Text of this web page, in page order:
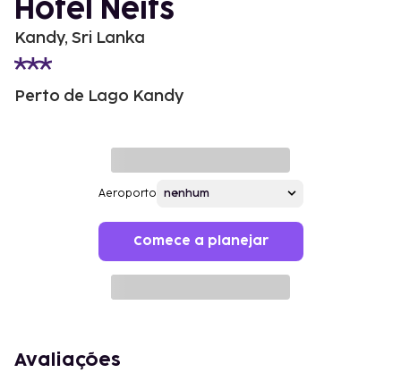
Hotel Neits
Kandy, Sri Lanka
Perto de Lago Kandy
Aeroporto
Comece a planejar
Avaliações